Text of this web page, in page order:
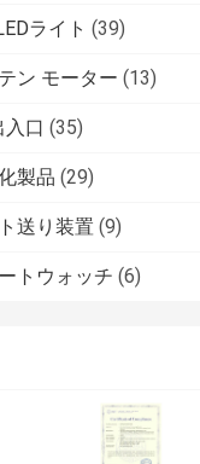
ライト (39)
ン モーター (13)
入口 (35)
製品 (29)
送り装置 (9)
トウォッチ (6)